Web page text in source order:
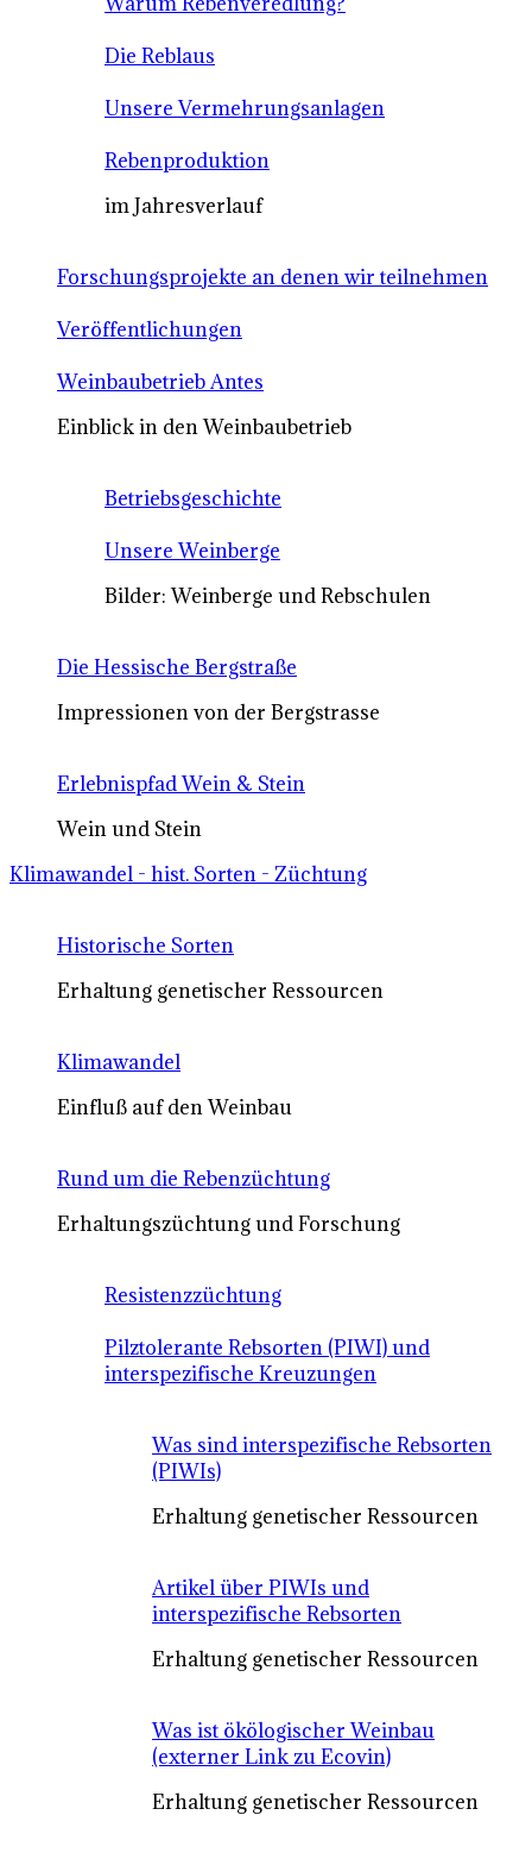
Die Reblaus
Unsere Vermehrungsanlagen
Rebenproduktion
im Jahresverlauf
Forschungsprojekte an denen wir teilnehmen
Veröffentlichungen
Weinbaubetrieb Antes
Einblick in den Weinbaubetrieb
Betriebsgeschichte
Unsere Weinberge
Bilder: Weinberge und Rebschulen
Die Hessische Bergstraße
Impressionen von der Bergstrasse
Erlebnispfad Wein & Stein
Wein und Stein
Klimawandel - hist. Sorten - Züchtung
Historische Sorten
Erhaltung genetischer Ressourcen
Klimawandel
Einfluß auf den Weinbau
Rund um die Rebenzüchtung
Erhaltungszüchtung und Forschung
Resistenzzüchtung
Pilztolerante Rebsorten (PIWI) und
interspezifische Kreuzungen
Was sind interspezifische Rebsorten
(PIWIs)
Erhaltung genetischer Ressourcen
Artikel über PIWIs und
interspezifische Rebsorten
Erhaltung genetischer Ressourcen
Was ist ökölogischer Weinbau
(externer Link zu Ecovin)
Erhaltung genetischer Ressourcen